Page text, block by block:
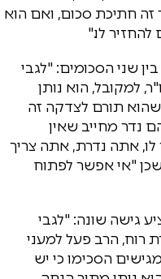
כשמדובר ב-1,800 דולר זה חתיכת סכום, ואם הוא
לו."
שני הסכומים: "לגבי
למקובל, הוא נותן
שהוא תורם לצדקה זה
טען כי ה-1,800 דולר הם נדר מחייב שאין
לו, אתה נדרת, אתה צריך
שכן "אי אפשר לפתוח
הציע גישה שונה: "לגבי
רוח, הרב פעל למעני
הסכימו כי יש